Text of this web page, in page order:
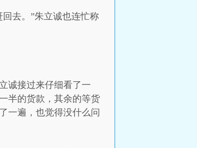
去。”朱立诚也连忙称
诚接过来仔细看了一
半的货款，其余的等货
一遍，也觉得没什么问